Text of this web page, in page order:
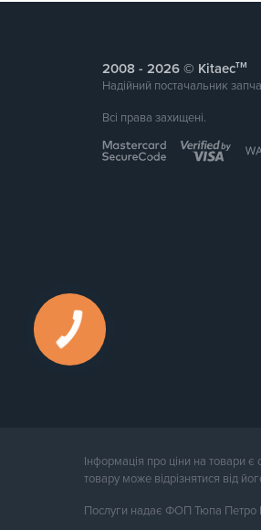
2008 - © Kitaecтм
Надійний постачальник
Всі права захищені.
Інформація про ціни на товари
товару може відрізнятися від
Послуги надає ФОП Тюпа Петро